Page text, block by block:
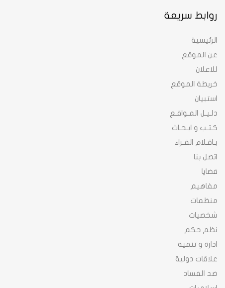
روابط سريعة
الرئيسية
عن الموقع
للاعلان
خريطة الموقع
استبيان
دلـيـل المـواقـع
كـتـب و ابـحـاث
بـاقـلام القـراء
اتصل بنا
قضايا
مفاهيم
منظمات
شخصيات
نظم حكم
ادارة و تنمية
علاقات دولية
ضد الفساد